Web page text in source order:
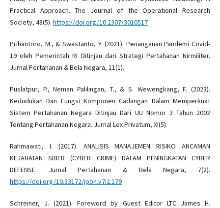
Practical Approach. The Journal of the Operational Research
Society, 48(5). https://doi.org/10.2307/3010517
Prihantoro, M., & Swastanto, Y. (2021). Penanganan Pandemi Covid-
19 oleh Pemerintah RI Ditinjau dari Strategi Pertahanan Nirmiliter.
Jurnal Pertahanan & Bela Negara, 11(1).
Puslatpur, P., Neman Palilingan, T., & S. Wewengkang, F. (2023).
Kedudukan Dan Fungsi Komponen Cadangan Dalam Memperkuat
Sistem Pertahanan Negara Ditinjau Dari UU Nomor 3 Tahun 2002
Tentang Pertahanan Negara. Jurnal Lex Privatum, XI(5).
Rahmawati, I. (2017). ANALISIS MANAJEMEN RISIKO ANCAMAN
KEJAHATAN SIBER (CYBER CRIME) DALAM PENINGKATAN CYBER
DEFENSE. Jurnal Pertahanan & Bela Negara, 7(2).
https://doi.org/10.33172/jpbh.v7i2.179
Schreiner, J. (2021). Foreword by Guest Editor LTC James H.